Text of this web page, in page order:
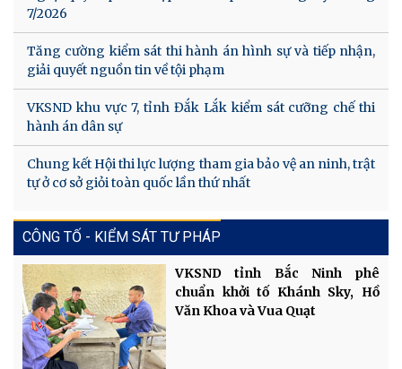
7/2026
Tăng cường kiểm sát thi hành án hình sự và tiếp nhận,
giải quyết nguồn tin về tội phạm
VKSND khu vực 7, tỉnh Đắk Lắk kiểm sát cưỡng chế thi
hành án dân sự
Chung kết Hội thi lực lượng tham gia bảo vệ an ninh, trật
tự ở cơ sở giỏi toàn quốc lần thứ nhất
CÔNG TỐ - KIỂM SÁT TƯ PHÁP
VKSND tỉnh Bắc Ninh phê
chuẩn khởi tố Khánh Sky, Hồ
Văn Khoa và Vua Quạt